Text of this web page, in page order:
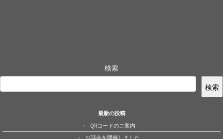
検索
検索
最新の投稿
QRコードのご案内
お話会を開催しました